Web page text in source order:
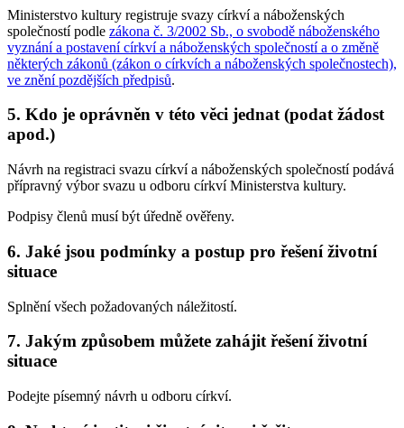
Ministerstvo kultury registruje svazy církví a náboženských
společností podle zákona č. 3/2002 Sb., o svobodě náboženského
vyznání a postavení církví a náboženských společností a o změně
některých zákonů (zákon o církvích a náboženských společnostech),
ve znění pozdějších předpisů.
5. Kdo je oprávněn v této věci jednat (podat žádost
apod.)
Návrh na registraci svazu církví a náboženských společností podává
přípravný výbor svazu u odboru církví Ministerstva kultury.
Podpisy členů musí být úředně ověřeny.
6. Jaké jsou podmínky a postup pro řešení životní
situace
Splnění všech požadovaných náležitostí.
7. Jakým způsobem můžete zahájit řešení životní
situace
Podejte písemný návrh u odboru církví.